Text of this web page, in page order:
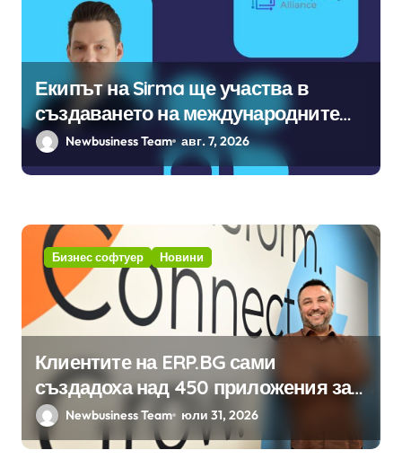
Екипът на Sirma ще участва в
създаването на международните
стандарти за навлизане на
изкуствен интелект в
Newbusiness Team авг. 7, 2026
Бизнес софтуер Новини
Клиентите на ERP.BG сами
създадоха над 450 приложения за
ERP системата с помощта на
вградения в нея изкуствен
Newbusiness Team юли 31, 2026